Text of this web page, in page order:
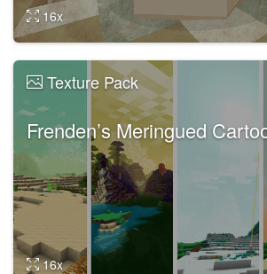
16x
Texture Pack
Frenden’s Meringued
16x